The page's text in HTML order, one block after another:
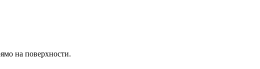
на поверхности.